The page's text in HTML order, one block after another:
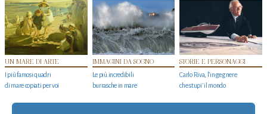
UN MARE DI ARTE
I più famosi quadri
di mare copiati per voi
IMMAGINI DA SOGNO
Le più incredibili
burrasche in mare
STORIE E PERSONAGGI
Carlo Riva, l’ingegnere
che stupi' il mondo